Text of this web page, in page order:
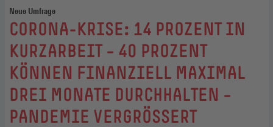
Neue Umfrage
:
CORONA-KRISE: 14 PROZENT IN
KURZARBEIT – 40 PROZENT
KÖNNEN FINANZIELL MAXIMAL
DREI MONATE DURCHHALTEN –
PANDEMIE VERGRÖSSERT U